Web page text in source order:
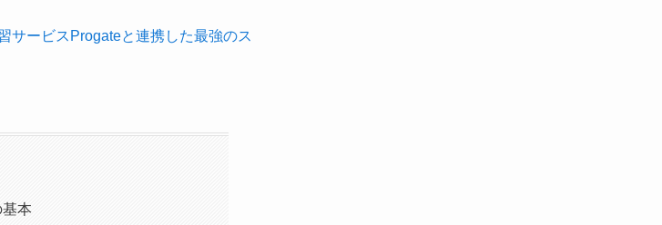
サービスProgateと連携した最強のス
本